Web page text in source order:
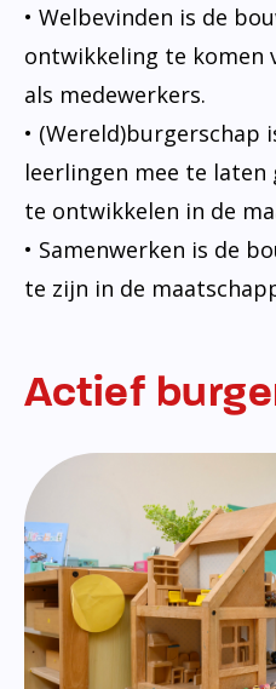
• Welbevinden is de
ontwikkeling te komen
als medewerkers.
• (Wereld)burgerschap
leerlingen mee te laten
te ontwikkelen in de
• Samenwerken is de
te zijn in de
Actief